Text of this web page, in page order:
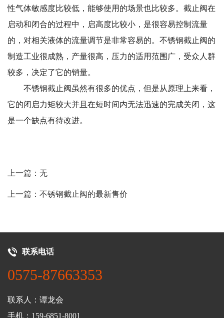
性气体敏感度比较低，能够使用的场景也比较多。截止阀在
启动和闭合的过程中，启高度比较小，是很容易控制流量
的，对相关液体的流量调节是非常容易的。不锈钢截止阀的
制造工业很成熟，产量很高，压力的适用范围广，受众人群
较多，决定了它的销量。
不锈钢截止阀虽然有很多的优点，但是从原理上来看，
它的闭启力矩较大并且在短时间内无法迅速的完成关闭，这
是一个缺点有待改进。
上一篇：无
上一篇：不锈钢截止阀的最新售价
联系电话
0575-87663353
联系人：谭龙会
手机：159-6851-8001